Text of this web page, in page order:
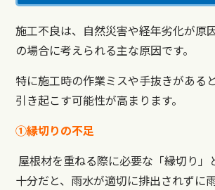
施工不良は、自然災害や経年劣化が原
の場合に考えられる主な原因です。
特に施工時の作業ミスや手抜きがある
引き起こす可能性が高まります。
①縁切りの不足
屋根材を重ねる際に必要な「縁切り」
十分だと、雨水が適切に排出されずに